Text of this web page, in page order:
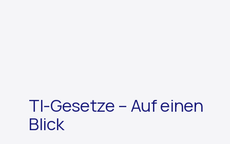
TI-Gesetze – Auf einen
Blick